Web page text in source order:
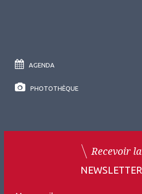
AGENDA
PHOTOTHÈQUE
Recevoir la
NEWSLETTER